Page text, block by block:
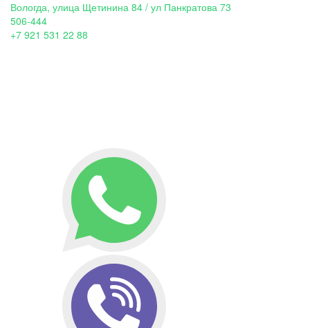
Вологда, улица Щетинина 84 / ул Панкратова 73
506-444
+7 921 531 22 88